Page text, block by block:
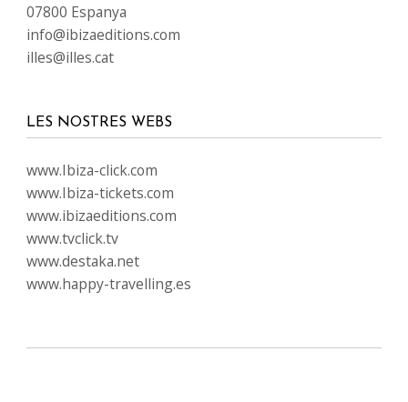
07800 Espanya
info@ibizaeditions.com
illes@illes.cat
LES NOSTRES WEBS
www.Ibiza-click.com
www.Ibiza-tickets.com
www.ibizaeditions.com
www.tvclick.tv
www.destaka.net
www.happy-travelling.es